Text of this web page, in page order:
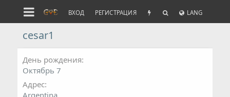
ВХОД РЕГИСТРАЦИЯ LANG
cesar1
День рождения
Октябрь 7
Адрес
Argentina